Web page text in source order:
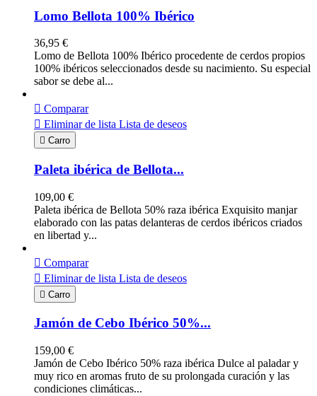
Lomo Bellota 100% Ibérico
36,95 €
Lomo de Bellota 100% Ibérico procedente de cerdos propios
100% ibéricos seleccionados desde su nacimiento. Su especial
sabor se debe al...
 Comparar
 Eliminar de lista Lista de deseos
 Carro
Paleta ibérica de Bellota...
109,00 €
Paleta ibérica de Bellota 50% raza ibérica Exquisito manjar
elaborado con las patas delanteras de cerdos ibéricos criados
en libertad y...
 Comparar
 Eliminar de lista Lista de deseos
 Carro
Jamón de Cebo Ibérico 50%...
159,00 €
Jamón de Cebo Ibérico 50% raza ibérica Dulce al paladar y
muy rico en aromas fruto de su prolongada curación y las
condiciones climáticas...